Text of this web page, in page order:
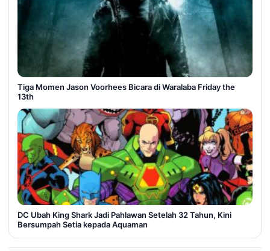
Tiga Momen Jason Voorhees Bicara di Waralaba Friday the
13th
DC Ubah King Shark Jadi Pahlawan Setelah 32 Tahun, Kini
Bersumpah Setia kepada Aquaman